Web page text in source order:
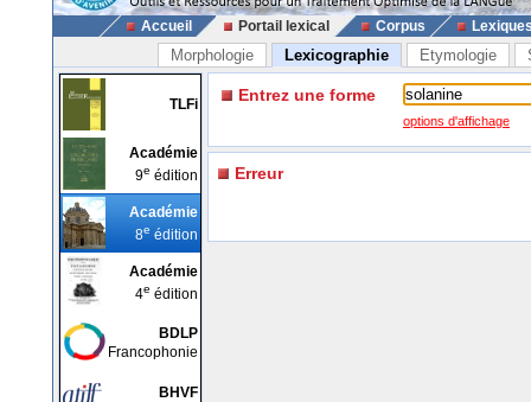
Accueil Portail lexical Corpus
Morphologie Lexicographie Etymologie
TLFi
Académie
9e édition
Académie
8e édition
Académie
4e édition
BDLP
Francophonie
BHVF
Entrez une forme
options d'affichage
Erreur